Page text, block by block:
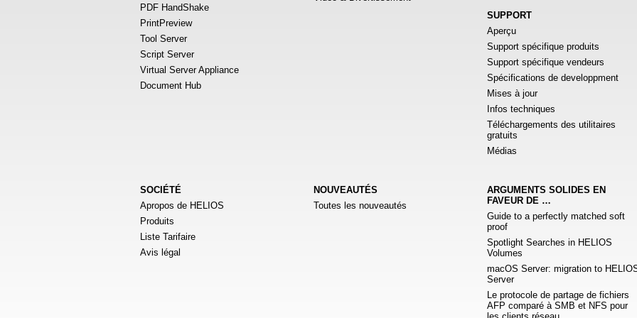
PDF HandShake
PrintPreview
Tool Server
Script Server
Virtual Server Appliance
Document Hub
SUPPORT
Aperçu
Support spécifique produits
Support spécifique vendeurs
Spécifications de developpment
Mises à jour
Infos techniques
Téléchargements des utilitaires
gratuits
Médias
SOCIÉTÉ
Apropos de HELIOS
Produits
Liste Tarifaire
Avis légal
NOUVEAUTÉS
Toutes les nouveautés
ARGUMENTS SOLIDES EN
FAVEUR DE …
Guide to a perfectly matched soft
proof
Spotlight Searches in HELIOS
Volumes
macOS Server: migration to
Server
Le protocole de partage de fichiers
AFP comparé à SMB et NFS pour